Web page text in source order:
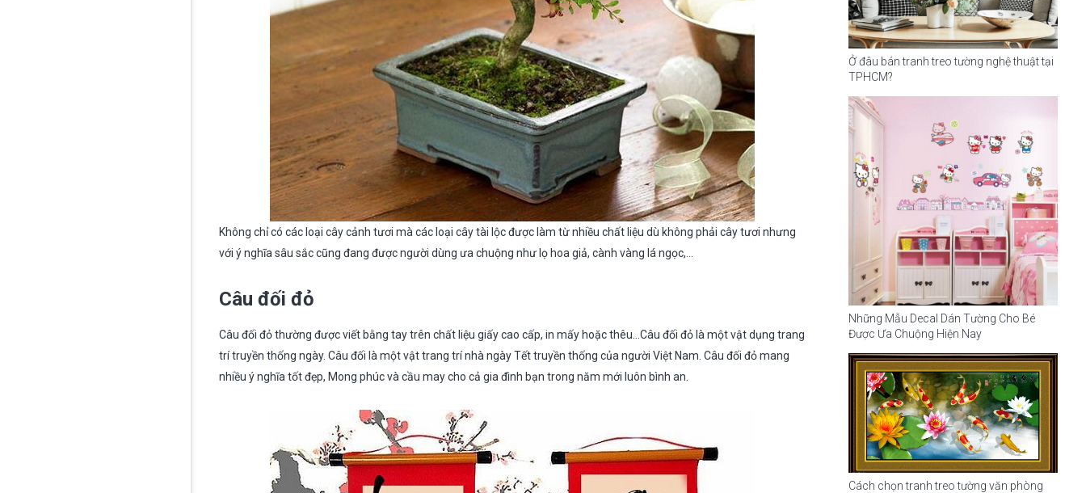
Không chỉ có các loại cây cảnh tươi mà các loại cây tài lộc được làm từ nhiều chất liệu dù không phải cây tươi nhưng
với ý nghĩa sâu sắc cũng đang được người dùng ưa chuộng như lọ hoa giả, cành vàng lá ngọc,…
Câu đối đỏ
Câu đối đỏ thường được viết bằng tay trên chất liệu giấy cao cấp, in mấy hoặc thêu…Câu đối đỏ là một vật dụng trang
trí truyền thống ngày. Câu đối là một vật trang trí nhà ngày Tết truyền thống của người Việt Nam. Câu đối đỏ mang
nhiều ý nghĩa tốt đẹp, Mong phúc và cầu may cho cả gia đình bạn trong năm mới luôn bình an.
Ở đâu bán tranh treo tường nghệ thuật tại
TPHCM?
Những Mẫu Decal Dán Tường Cho Bé
Được Ưa Chuộng Hiện Nay
Cách chọn tranh treo tường văn phòng